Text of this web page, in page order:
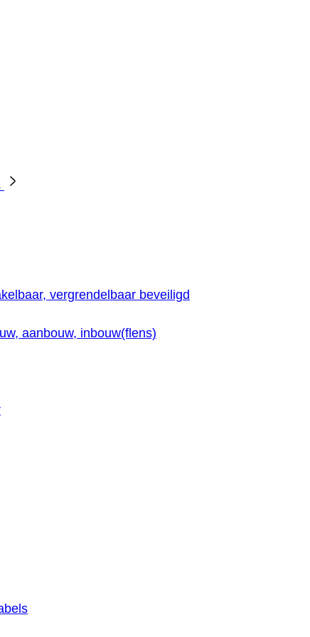
vergrendelbaar beveiligd
aanbouw, inbouw(flens)